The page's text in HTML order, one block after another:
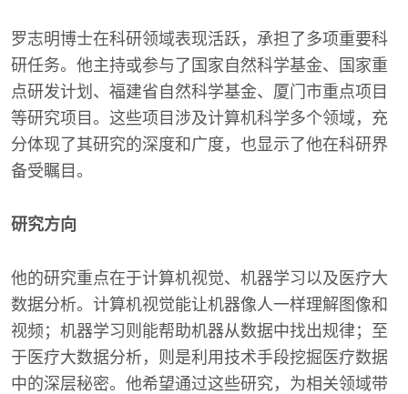
罗志明博士在科研领域表现活跃，承担了多项重要科
研任务。他主持或参与了国家自然科学基金、国家重
点研发计划、福建省自然科学基金、厦门市重点项目
等研究项目。这些项目涉及计算机科学多个领域，充
分体现了其研究的深度和广度，也显示了他在科研界
备受瞩目。
研究方向
他的研究重点在于计算机视觉、机器学习以及医疗大
数据分析。计算机视觉能让机器像人一样理解图像和
视频；机器学习则能帮助机器从数据中找出规律；至
于医疗大数据分析，则是利用技术手段挖掘医疗数据
中的深层秘密。他希望通过这些研究，为相关领域带